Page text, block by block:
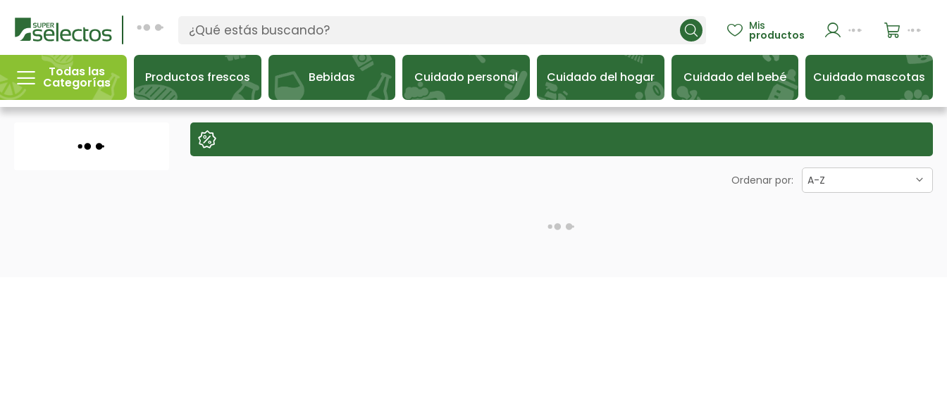
 Mis
productos
Todas las
Categorías Productos frescos Bebidas Cuidado personal Cuidado del hogar Cuidado del bebé Cuidado mascotas
Ordenar por: A-Z